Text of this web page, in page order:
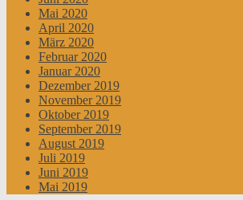
Mai 2020
April 2020
März 2020
Februar 2020
Januar 2020
Dezember 2019
November 2019
Oktober 2019
September 2019
August 2019
Juli 2019
Juni 2019
Mai 2019